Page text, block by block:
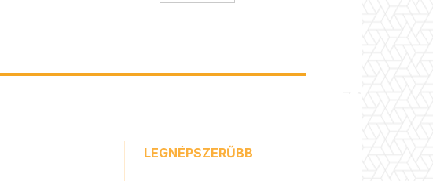
LEGNÉPSZERŰBB